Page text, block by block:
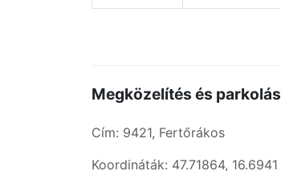
Megközelítés és parkolás
Cím: 9421, Fertőrákos
Koordináták: 47.71864, 16.6941